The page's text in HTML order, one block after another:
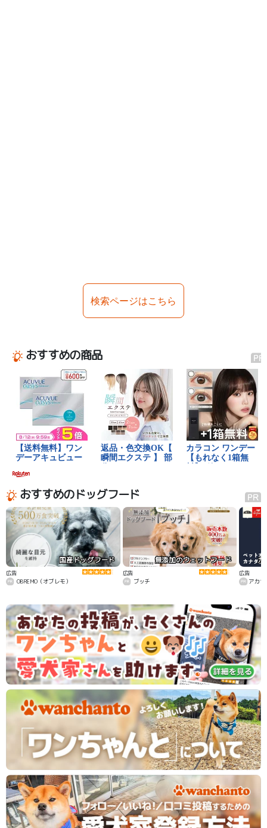
検索ページはこちら
おすすめの商品
おすすめのドッグフード
国産ドッグフード
広告
OBREMO（オブレモ）
無添加のウェットフード
広告
ブッチ
カ
広告
アカ